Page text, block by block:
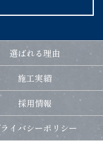
選ばれる理由
施工実績
採用情報
ライバシーポリシー